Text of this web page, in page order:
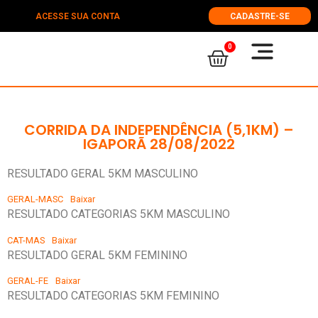
ACESSE SUA CONTA CADASTRE-SE
0
CORRIDA DA INDEPENDÊNCIA (5,1KM) –
IGAPORÃ 28/08/2022
RESULTADO GERAL 5KM MASCULINO
GERAL-MASC Baixar
RESULTADO CATEGORIAS 5KM MASCULINO
CAT-MAS Baixar
RESULTADO GERAL 5KM FEMININO
GERAL-FE Baixar
RESULTADO CATEGORIAS 5KM FEMININO